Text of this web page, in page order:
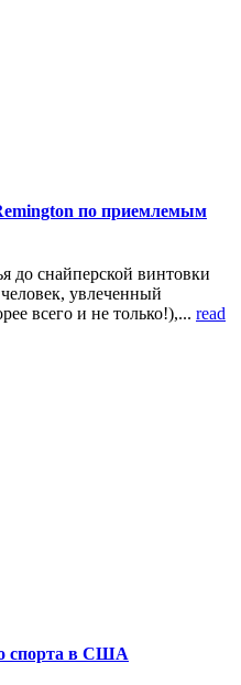
по приемлемым
до снайперской винтовки
увлеченный
всего и не только!),... read
спорта в США